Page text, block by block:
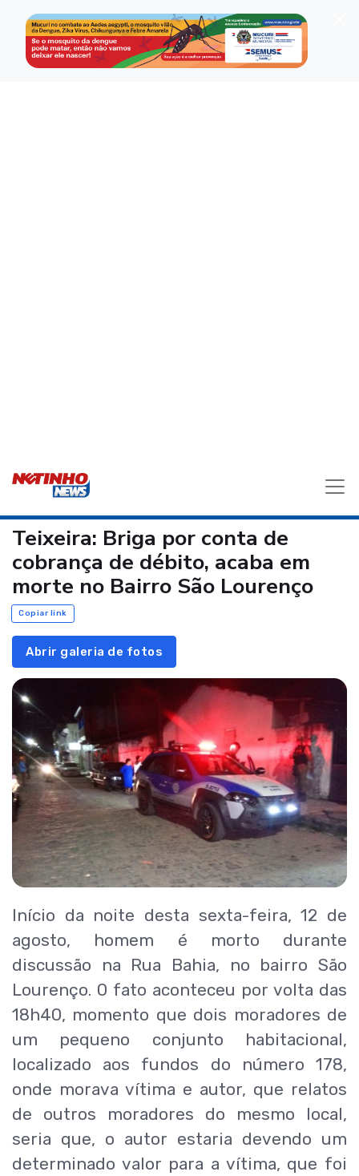
Teixeira: Briga por conta de
cobrança de débito, acaba em
morte no Bairro São Lourenço
Copiar link
Abrir galeria de fotos
Início da noite desta sexta-feira, 12 de
agosto, homem é morto durante
discussão na Rua Bahia, no bairro São
Lourenço. O fato aconteceu por volta das
18h40, momento que dois moradores de
um pequeno conjunto habitacional,
localizado aos fundos do número 178,
onde morava vítima e autor, que relatos
de outros moradores do mesmo local,
seria que, o autor estaria devendo um
determinado valor para a vítima, que foi